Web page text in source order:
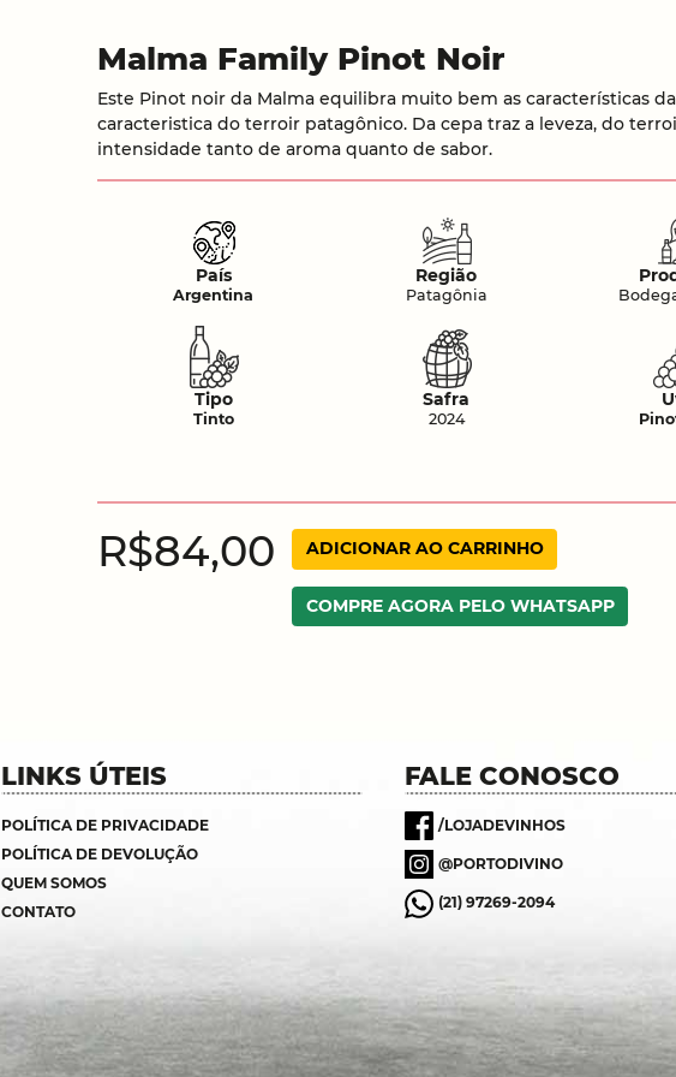
Malma Family Pinot Noir
Este Pinot noir da Malma equilibra muito bem as características
caracteristica do terroir patagônico. Da cepa traz a leveza, do
intensidade tanto de aroma quanto de sabor.
País
Argentina
Região
Patagônia
Tipo
Tinto
Safra
2024
R$84,00 ADICIONAR AO CARRINHO
COMPRE AGORA PELO WHATSAPP
LINKS ÚTEIS
POLÍTICA DE PRIVACIDADE
POLÍTICA DE DEVOLUÇÃO
QUEM SOMOS
CONTATO
FALE CONOSCO
/LOJADEVINHOS
@PORTODIVINO
(21) 97269-2094